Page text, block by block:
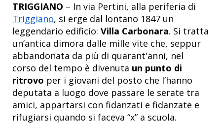
TRIGGIANO – In via Pertini, alla periferia di
Triggiano, si erge dal lontano 1847 un
leggendario edificio: Villa Carbonara. Si tratta
un’antica dimora dalle mille vite che, seppur
abbandonata da più di quarant'anni, nel
corso del tempo è divenuta un punto di
ritrovo per i giovani del posto che l’hanno
deputata a luogo dove passare le serate tra
amici, appartarsi con fidanzati e fidanzate e
rifugiarsi quando si faceva “x” a scuola.